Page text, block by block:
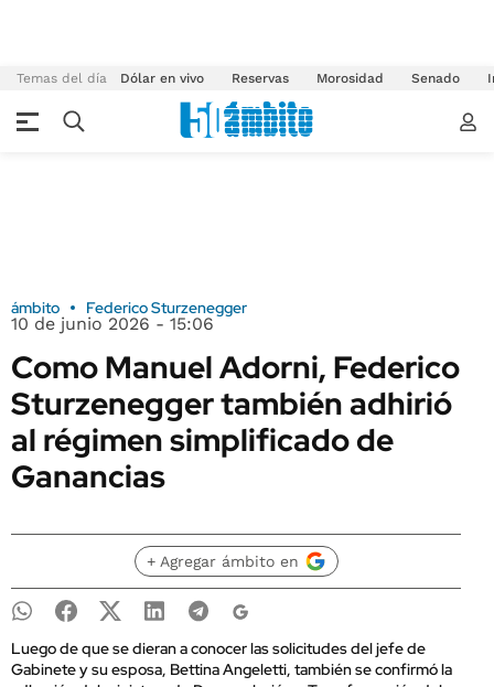
Temas del día Dólar en vivo Reservas Morosidad Senado
ámbito Federico Sturzenegger
10 de junio 2026 - 15:06
Como Manuel Adorni, Federico
Sturzenegger también adhirió
al régimen simplificado de
Ganancias
+ Agregar ámbito en
Luego de que se dieran a conocer las solicitudes del jefe de
Gabinete y su esposa, Bettina Angeletti, también se confirmó la